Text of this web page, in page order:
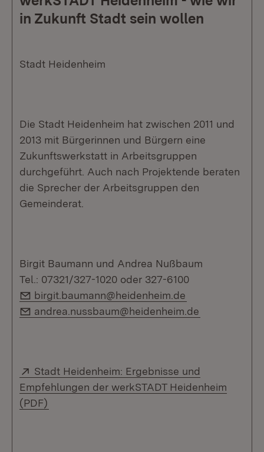
in Zukunft Stadt sein wollen
Stadt Heidenheim
Die Stadt Heidenheim hat zwischen 2011 und
2013 mit Bürgerinnen und Bürgern eine
Zukunftswerkstatt in Arbeitsgruppen
durchgeführt. Auch nach Projektende beraten
die Sprecher der Arbeitsgruppen den
Gemeinderat.
Birgit Baumann und Andrea Nußbaum
Tel.: 07321/327-1020 oder 327-6100
E-Mail:
birgit.baumann@heidenheim.de
E-Mail:
andrea.nussbaum@heidenheim.de
Extern:
Stadt Heidenheim: Ergebnisse und
Empfehlungen der werkSTADT Heidenheim
(PDF)